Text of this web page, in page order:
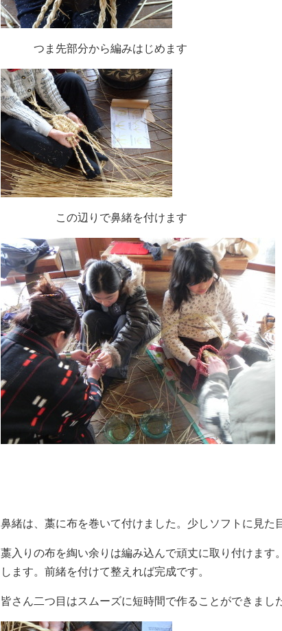
つま先部分から編みはじめます
この辺りで鼻緒を付けます
鼻緒は、藁に布を巻いて付けました。少しソフトに見た
藁入りの布を綯い余りは編み込んで頑丈に取り付けま
します。前緒を付けて整えれば完成です。
皆さん二つ目はスムーズに短時間で作ることができました